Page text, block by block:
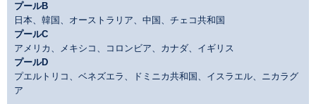
プールB
日本、韓国、オーストラリア、中国、チェコ共和国
プールC
アメリカ、メキシコ、コロンビア、カナダ、イギリス
プールD
プエルトリコ、ベネズエラ、ドミニカ共和国、イスラエル、ニカラグ
ア